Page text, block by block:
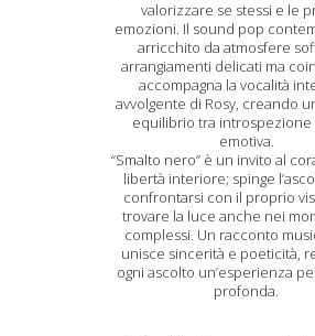
valorizzare se stessi e le
emozioni. Il sound pop
arricchito da atmosfere
arrangiamenti delicati ma
accompagna la vocalità
avvolgente di Rosy, creando
equilibrio tra introspezione
emotiva.
“Smalto nero” è un invito al
libertà interiore; spinge
confrontarsi con il proprio
trovare la luce anche nei
complessi. Un racconto
unisce sincerità e poeticità,
ogni ascolto un’esperienza
profonda.